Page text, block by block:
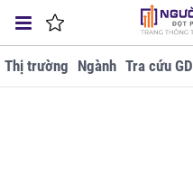
Thị trường Ngành Tra cứu GD